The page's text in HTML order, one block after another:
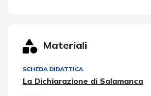
Materiali
SCHEDA DIDATTICA
La Dichiarazione di Salamanca